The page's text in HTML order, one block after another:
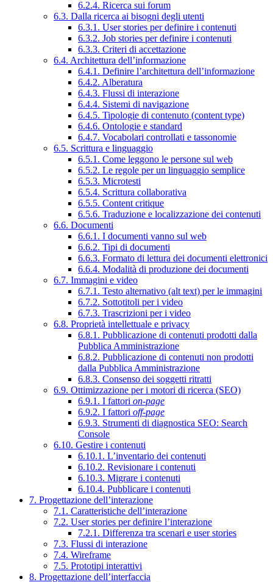
6.2.4. Ricerca sui forum
6.3. Dalla ricerca ai bisogni degli utenti
6.3.1. User stories per definire i contenuti
6.3.2. Job stories per definire i contenuti
6.3.3. Criteri di accettazione
6.4. Architettura dell’informazione
6.4.1. Definire l’architettura dell’informazione
6.4.2. Alberatura
6.4.3. Flussi di interazione
6.4.4. Sistemi di navigazione
6.4.5. Tipologie di contenuto (content type)
6.4.6. Ontologie e standard
6.4.7. Vocabolari controllati e tassonomie
6.5. Scrittura e linguaggio
6.5.1. Come leggono le persone sul web
6.5.2. Le regole per un linguaggio semplice
6.5.3. Microtesti
6.5.4. Scrittura collaborativa
6.5.5. Content critique
6.5.6. Traduzione e localizzazione dei contenuti
6.6. Documenti
6.6.1. I documenti vanno sul web
6.6.2. Tipi di documenti
6.6.3. Formato di lettura dei documenti elettronici
6.6.4. Modalità di produzione dei documenti
6.7. Immagini e video
6.7.1. Testo alternativo (alt text) per le immagini
6.7.2. Sottotitoli per i video
6.7.3. Trascrizioni per i video
6.8. Proprietà intellettuale e privacy
6.8.1. Pubblicazione di contenuti prodotti dalla
Pubblica Amministrazione
6.8.2. Pubblicazione di contenuti non prodotti
dalla Pubblica Amministrazione
6.8.3. Consenso dei soggetti ritratti
6.9. Ottimizzazione per i motori di ricerca (SEO)
6.9.1. I fattori on-page
6.9.2. I fattori off-page
6.9.3. Strumenti di diagnostica SEO: Search
Console
6.10. Gestire i contenuti
6.10.1. L’inventario dei contenuti
6.10.2. Revisionare i contenuti
6.10.3. Migrare i contenuti
6.10.4. Pubblicare i contenuti
7. Progettazione dell’interazione
7.1. Caratteristiche dell’interazione
7.2. User stories per definire l’interazione
7.2.1. Differenza tra scenari e user stories
7.3. Flussi di interazione
7.4. Wireframe
7.5. Prototipi interattivi
8. Progettazione dell’interfaccia